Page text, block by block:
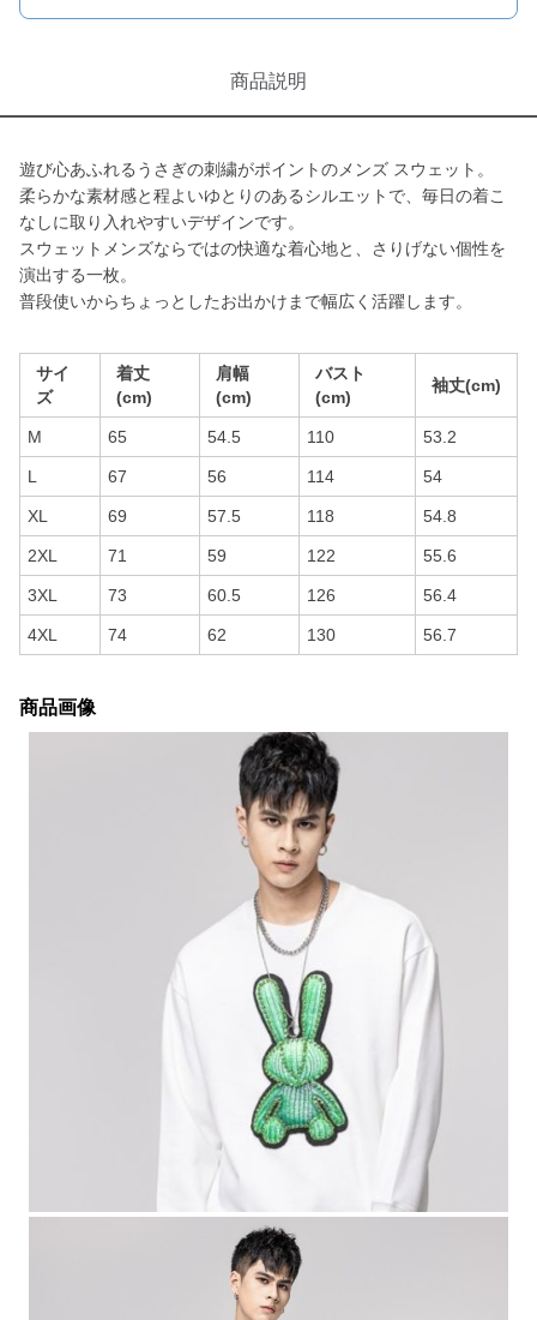
商品説明
遊び心あふれるうさぎの刺繍がポイントのメンズ スウェット。
柔らかな素材感と程よいゆとりのあるシルエットで、毎日の着こ
なしに取り入れやすいデザインです。
スウェットメンズならではの快適な着心地と、さりげない個性を
演出する一枚。
普段使いからちょっとしたお出かけまで幅広く活躍します。
サイ
ズ
着丈
(cm)
肩幅
(cm)
バスト
(cm)
袖丈(cm)
M 65 54.5 110 53.2
L 67 56 114 54
XL 69 57.5 118 54.8
2XL 71 59 122 55.6
3XL 73 60.5 126 56.4
4XL 74 62 130 56.7
商品画像